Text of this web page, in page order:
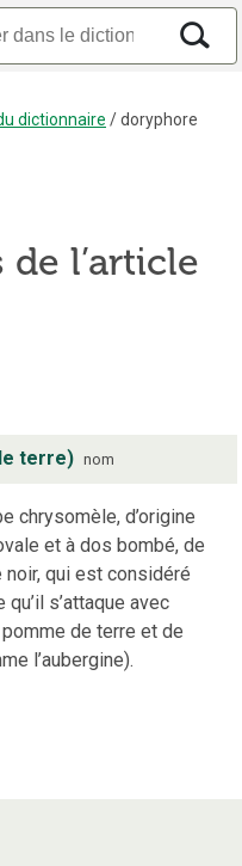
dictionnaire /doryphore
l’article
terre) nom
chrysomèle, d’origine
et à dos bombé, de
noir, qui est considéré
s’attaque avec
de terre et de
l’aubergine).